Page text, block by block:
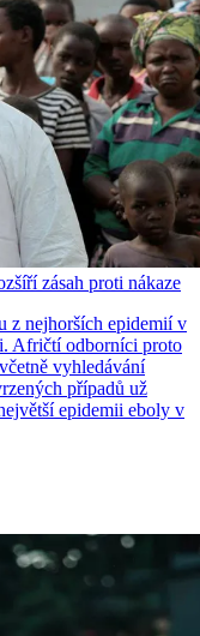
zásah proti nákaze
z nejhorších epidemií v
Afričtí odborníci proto
vyhledávání
případů už
epidemii eboly v